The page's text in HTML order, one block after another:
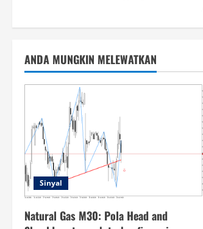
ANDA MUNGKIN MELEWATKAN
Sinyal
Natural Gas M30: Pola Head and